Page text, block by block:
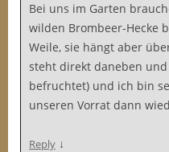
Bei uns im Garten
wilden Brombeer-Hecke
Weile, sie hängt aber
steht direkt daneben und
befruchtet) und ich bin
unseren Vorrat dann
Reply ↓